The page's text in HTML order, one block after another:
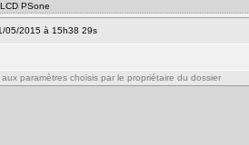
PSone
05/2015 à 15h38 29s
paramètres choisis par le propriétaire du dossier